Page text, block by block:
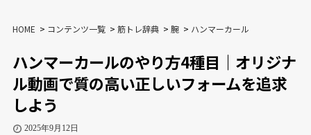
HOME コンテンツ一覧 筋トレ辞典 腕 ハンマーカール
ハンマーカールのやり方4種目｜オリジナ
ル動画で質の高い正しいフォームを追求
しよう
2025年9月12日